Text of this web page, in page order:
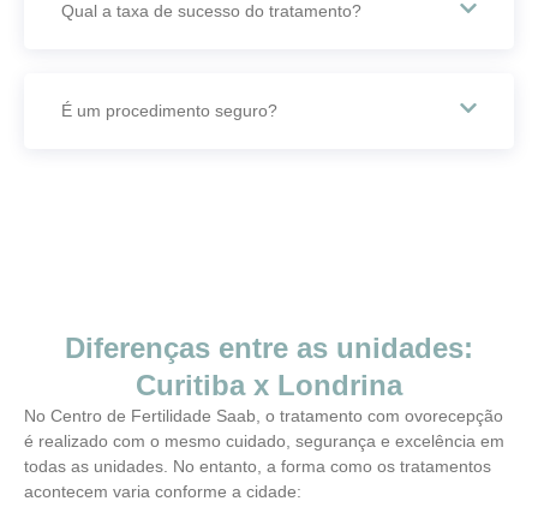
Qual a taxa de sucesso do tratamento?
É um procedimento seguro?
Diferenças entre as unidades:
Curitiba x Londrina
No Centro de Fertilidade Saab, o tratamento com ovorecepção
é realizado com o mesmo cuidado, segurança e excelência em
todas as unidades. No entanto, a forma como os tratamentos
acontecem varia conforme a cidade: